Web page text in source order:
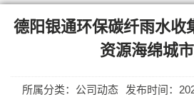
德阳银通环保碳纤雨水收
资源海绵城
所属分类：公司动态 发布时间：